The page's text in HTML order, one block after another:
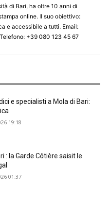
di Bari, ha oltre 10 anni di
online. Il suo obiettivo:
e accessibile a tutti. Email:
+39 080 123 45 67
e specialisti a Mola di Bari:
19:18
: la Garde Côtière saisit le
01:37